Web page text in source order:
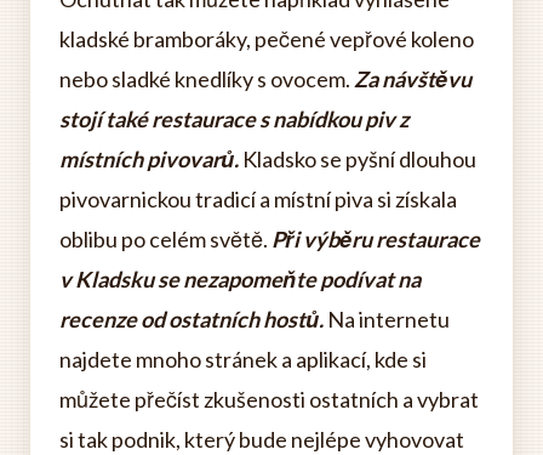
kladské bramboráky, pečené vepřové koleno
nebo sladké knedlíky s ovocem. Za návštěvu
stojí také restaurace s nabídkou piv z
místních pivovarů. Kladsko se pyšní dlouhou
pivovarnickou tradicí a místní piva si získala
oblibu po celém světě. Při výběru restaurace
v Kladsku se nezapomeňte podívat na
recenze od ostatních hostů. Na internetu
najdete mnoho stránek a aplikací, kde si
můžete přečíst zkušenosti ostatních a vybrat
si tak podnik, který bude nejlépe vyhovovat